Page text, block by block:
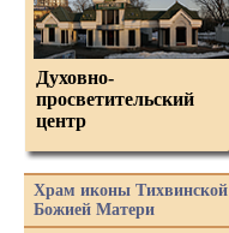
Духовно-
просветительский
центр
Храм иконы Тихвинской
Божией Матери